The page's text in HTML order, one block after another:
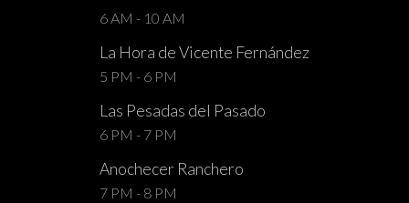
6 AM - 10 AM
La Hora de Vicente Fernández
5 PM - 6 PM
Las Pesadas del Pasado
6 PM - 7 PM
Anochecer Ranchero
7 PM - 8 PM